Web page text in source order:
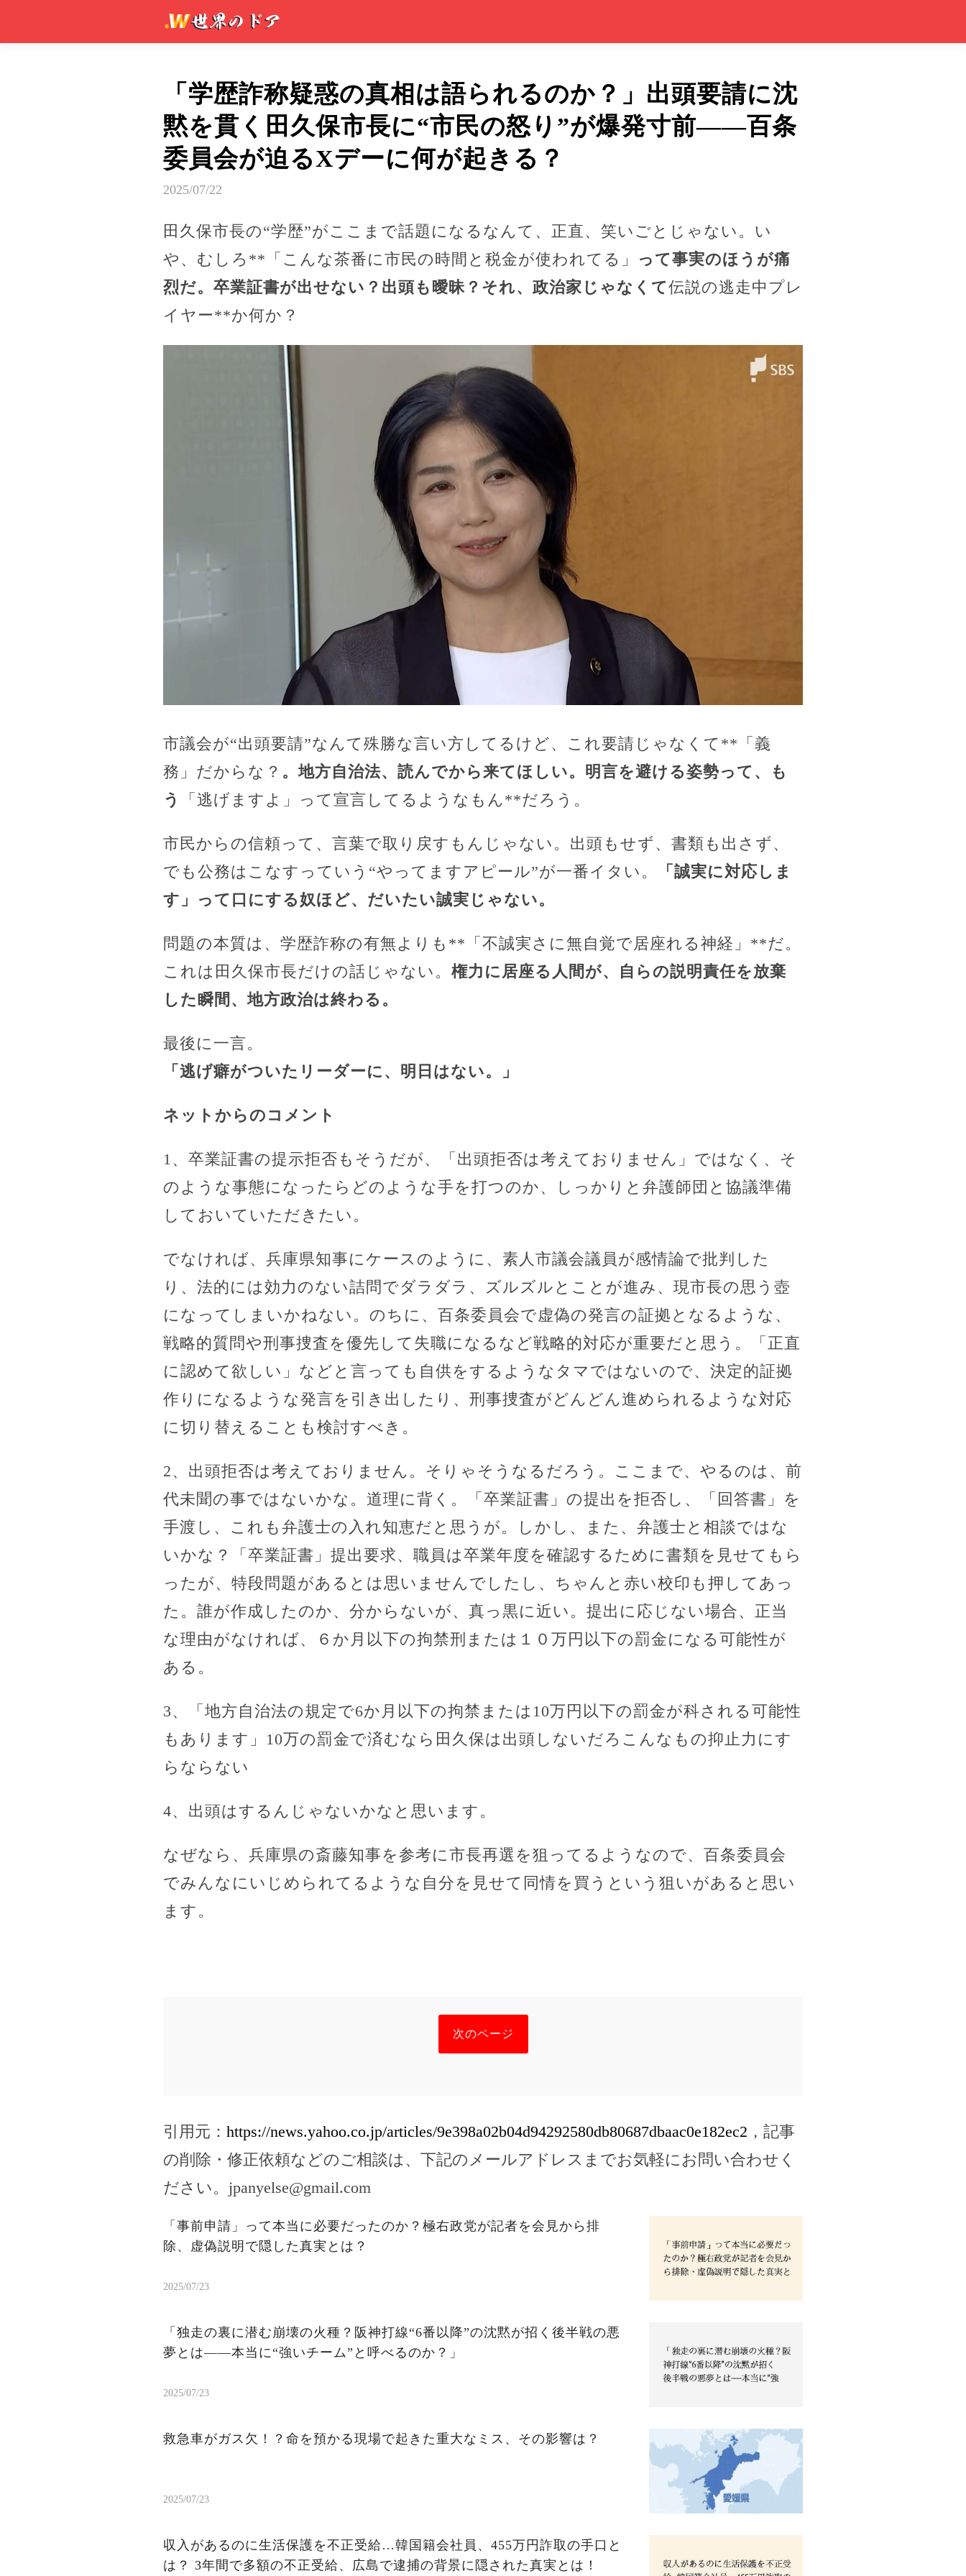
「学歴詐称疑惑の真相は語られるのか？」出頭要請に沈
黙を貫く田久保市長に“市民の怒り”が爆発寸前――百条
委員会が迫るXデーに何が起きる？
2025/07/22
田久保市長の“学歴”がここまで話題になるなんて、正直、笑いごとじゃない。い
や、むしろ**「こんな茶番に市民の時間と税金が使われてる」
って事実のほうが痛
烈だ。卒業証書が出せない？出頭も曖昧？それ、政治家じゃなくて伝説の逃走中プレ
イヤー**か何か？
市議会が“出頭要請”なんて殊勝な言い方してるけど、これ要請じゃなくて**「義
務」だからな？ 。地方自治法、読んでから来てほしい。明言を避ける姿勢って、も
う
「逃げますよ」って宣言してるようなもん**だろう。
市民からの信頼って、言葉で取り戻すもんじゃない。出頭もせず、書類も出さず、
でも公務はこなすっていう“やってますアピール”が一番イタい。
「誠実に対応しま
す」って口にする奴ほど、だいたい誠実じゃない。
問題の本質は、学歴詐称の有無よりも**「不誠実さに無自覚で居座れる神経」**だ。
これは田久保市長だけの話じゃない。 権力に居座る人間が、自らの説明責任を放棄
した瞬間、地方政治は終わる。
最後に一言。
「逃げ癖がついたリーダーに、明日はない。」
ネットからのコメント
1、卒業証書の提示拒否もそうだが、「出頭拒否は考えておりません」ではなく、そ
のような事態になったらどのような手を打つのか、しっかりと弁護師団と協議準備
しておいていただきたい。
でなければ、兵庫県知事にケースのように、素人市議会議員が感情論で批判した
り、法的には効力のない詰問でダラダラ、ズルズルとことが進み、現市長の思う壺
になってしまいかねない。のちに、百条委員会で虚偽の発言の証拠となるような、
戦略的質問や刑事捜査を優先して失職になるなど戦略的対応が重要だと思う。「正直
に認めて欲しい」などと言っても自供をするようなタマではないので、決定的証拠
作りになるような発言を引き出したり、刑事捜査がどんどん進められるような対応
に切り替えることも検討すべき。
2、出頭拒否は考えておりません。そりゃそうなるだろう。ここまで、やるのは、前
代未聞の事ではないかな。道理に背く。「卒業証書」の提出を拒否し、「回答書」を
手渡し、これも弁護士の入れ知恵だと思うが。しかし、また、弁護士と相談ではな
いかな？「卒業証書」提出要求、職員は卒業年度を確認するために書類を見せてもら
ったが、特段問題があるとは思いませんでしたし、ちゃんと赤い校印も押してあっ
た。誰が作成したのか、分からないが、真っ黒に近い。提出に応じない場合、正当
な理由がなければ、６か月以下の拘禁刑または１０万円以下の罰金になる可能性が
ある。
3、「地方自治法の規定で6か月以下の拘禁または10万円以下の罰金が科される可能性
もあります」10万の罰金で済むなら田久保は出頭しないだろこんなもの抑止力にす
らならない
4、出頭はするんじゃないかなと思います。
なぜなら、兵庫県の斎藤知事を参考に市長再選を狙ってるようなので、百条委員会
でみんなにいじめられてるような自分を見せて同情を買うという狙いがあると思い
ます。
次のページ
引用元： https://news.yahoo.co.jp/articles/9e398a02b04d94292580db80687dbaac0e182ec2 ，記事
の削除・修正依頼などのご相談は、下記のメールアドレスまでお気軽にお問い合わせく
ださい。 jpanyelse@gmail.com
「事前申請」って本当に必要だったのか？極右政党が記者を会見から排
除、虚偽説明で隠した真実とは？
2025/07/23
「独走の裏に潜む崩壊の火種？阪神打線“6番以降”の沈黙が招く後半戦の悪
夢とは——本当に“強いチーム”と呼べるのか？」
2025/07/23
救急車がガス欠！？命を預かる現場で起きた重大なミス、その影響は？
2025/07/23
収入があるのに生活保護を不正受給…韓国籍会社員、455万円詐取の手口と
は？ 3年間で多額の不正受給、広島で逮捕の背景に隠された真実とは！